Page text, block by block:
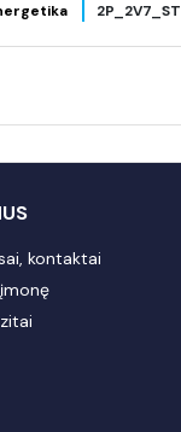
2P_2V7_ST
kontaktai